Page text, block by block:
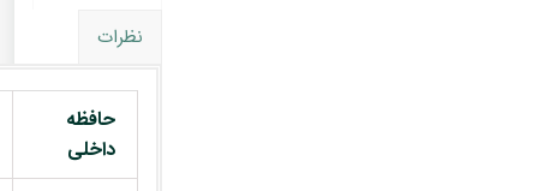
نظرات
حافظه
داخلی